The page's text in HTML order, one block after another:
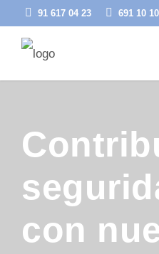
91 617 04 23 691 10
con